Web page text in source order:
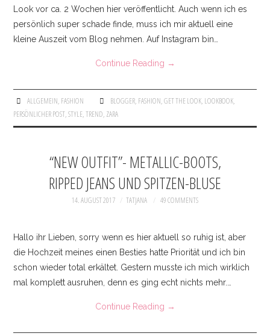
KONTAKT
Look vor ca. 2 Wochen hier veröffentlicht. Auch wenn ich es
persönlich super schade finde, muss ich mir aktuell eine
kleine Auszeit vom Blog nehmen. Auf Instagram bin…
Continue Reading →
ALLGEMEIN, FASHION BLOGGER, FASHION,GET THE LOOK, LOOKBOOK,
PERSÖNLICHER POST,STYLE,TREND, ZARA
“NEW OUTFIT”- METALLIC-BOOTS,
RIPPED JEANS UND SPITZEN-BLUSE
14. AUGUST 2017 TATJANA 49 COMMENTS
Hallo ihr Lieben, sorry wenn es hier aktuell so ruhig ist, aber
die Hochzeit meines einen Besties hatte Priorität und ich bin
schon wieder total erkältet. Gestern musste ich mich wirklich
mal komplett ausruhen, denn es ging echt nichts mehr.…
Continue Reading →